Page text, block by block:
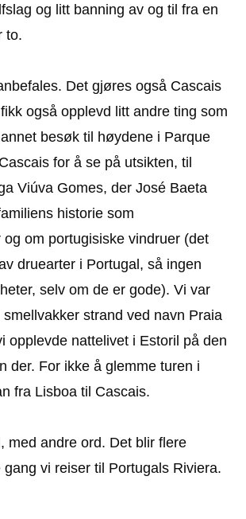
og litt banning av og til fra en
to.
Det gjøres også Cascais
også opplevd litt andre ting som
besøk til høydene i Parque
for å se på utsikten, til
Viúva Gomes, der José Baeta
historie som
om portugisiske vindruer (det
druearter i Portugal, så ingen
selv om de er gode). Vi var
strand ved navn Praia
opplevde nattelivet i Estoril på den
der. For ikke å glemme turen i
fra Lisboa til Cascais.
med andre ord. Det blir flere
vi reiser til Portugals Riviera.